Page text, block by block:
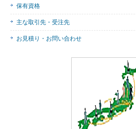
保有資格
主な取引先・受注先
お見積り・お問い合わせ